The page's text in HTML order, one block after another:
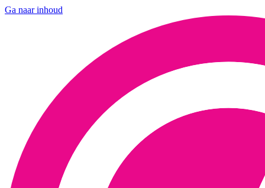
Ga naar inhoud